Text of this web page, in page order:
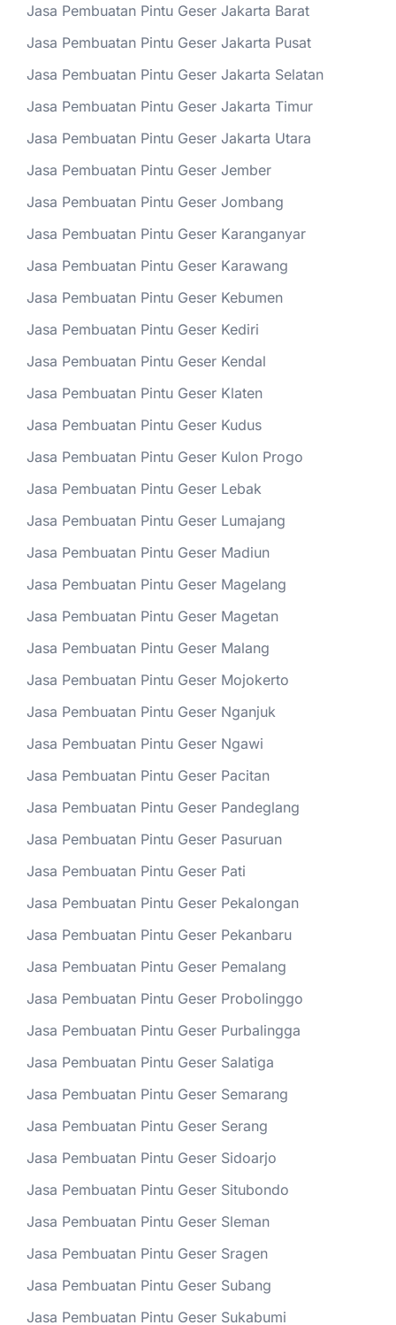
Jasa Pembuatan Pintu Geser Jakarta Barat
Jasa Pembuatan Pintu Geser Jakarta Pusat
Jasa Pembuatan Pintu Geser Jakarta Selatan
Jasa Pembuatan Pintu Geser Jakarta Timur
Jasa Pembuatan Pintu Geser Jakarta Utara
Jasa Pembuatan Pintu Geser Jember
Jasa Pembuatan Pintu Geser Jombang
Jasa Pembuatan Pintu Geser Karanganyar
Jasa Pembuatan Pintu Geser Karawang
Jasa Pembuatan Pintu Geser Kebumen
Jasa Pembuatan Pintu Geser Kediri
Jasa Pembuatan Pintu Geser Kendal
Jasa Pembuatan Pintu Geser Klaten
Jasa Pembuatan Pintu Geser Kudus
Jasa Pembuatan Pintu Geser Kulon Progo
Jasa Pembuatan Pintu Geser Lebak
Jasa Pembuatan Pintu Geser Lumajang
Jasa Pembuatan Pintu Geser Madiun
Jasa Pembuatan Pintu Geser Magelang
Jasa Pembuatan Pintu Geser Magetan
Jasa Pembuatan Pintu Geser Malang
Jasa Pembuatan Pintu Geser Mojokerto
Jasa Pembuatan Pintu Geser Nganjuk
Jasa Pembuatan Pintu Geser Ngawi
Jasa Pembuatan Pintu Geser Pacitan
Jasa Pembuatan Pintu Geser Pandeglang
Jasa Pembuatan Pintu Geser Pasuruan
Jasa Pembuatan Pintu Geser Pati
Jasa Pembuatan Pintu Geser Pekalongan
Jasa Pembuatan Pintu Geser Pekanbaru
Jasa Pembuatan Pintu Geser Pemalang
Jasa Pembuatan Pintu Geser Probolinggo
Jasa Pembuatan Pintu Geser Purbalingga
Jasa Pembuatan Pintu Geser Salatiga
Jasa Pembuatan Pintu Geser Semarang
Jasa Pembuatan Pintu Geser Serang
Jasa Pembuatan Pintu Geser Sidoarjo
Jasa Pembuatan Pintu Geser Situbondo
Jasa Pembuatan Pintu Geser Sleman
Jasa Pembuatan Pintu Geser Sragen
Jasa Pembuatan Pintu Geser Subang
Jasa Pembuatan Pintu Geser Sukabumi